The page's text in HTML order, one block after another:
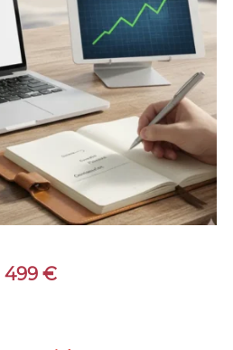
499 €